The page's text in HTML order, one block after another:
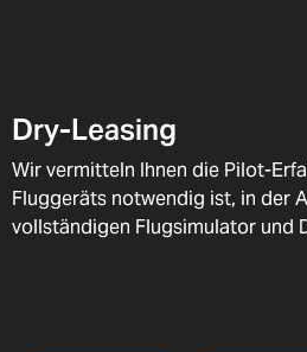
Dry-Leasing
Wir vermitteln Ihnen die Pilot-
Fluggeräts notwendig ist, in der
vollständigen Flugsimulator und